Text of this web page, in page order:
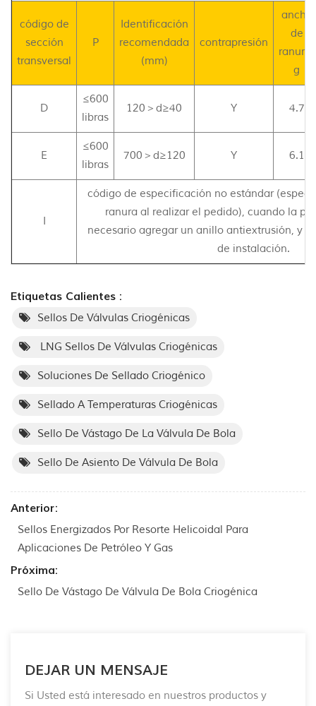
código de
sección
transversal
P
Identificación
recomendada
(mm)
contrapresión
ancho
de
ranura-
g
D
≤600
libras
120＞d≥40 Y 4.7
E
≤600
libras
700＞d≥120 Y 6.1
I
código de especificación no estándar
ranura al realizar el pedido), cuando la
necesario agregar un anillo antiextrusión, y
de instalación.
Etiquetas Calientes :
Sellos De Válvulas Criogénicas
LNG Sellos De Válvulas Criogénicas
Soluciones De Sellado Criogénico
Sellado A Temperaturas Criogénicas
Sello De Vástago De La Válvula De Bola
Sello De Asiento De Válvula De Bola
Anterior:
Sellos Energizados Por Resorte Helicoidal Para
Aplicaciones De Petróleo Y Gas
Próxima:
Sello De Vástago De Válvula De Bola Criogénica
DEJAR UN MENSAJE
Si Usted está interesado en nuestros productos y